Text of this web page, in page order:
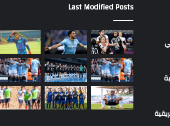
Last Modified Posts